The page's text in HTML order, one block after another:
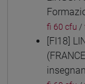
fi 60 cfu /
[FI18]